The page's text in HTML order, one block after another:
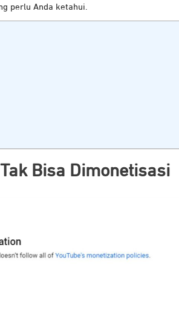
perlu Anda ketahui.
Bisa Dimonetisasi